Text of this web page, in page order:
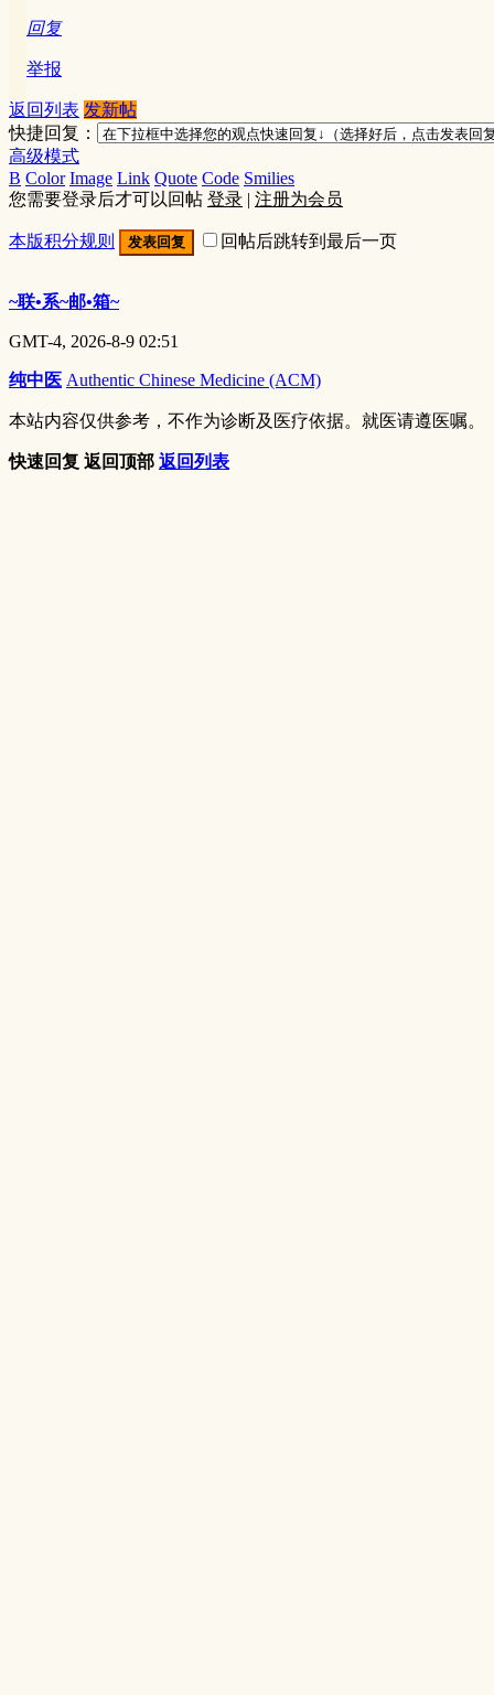
回复
举报
返回列表 发新帖
快捷回复：
高级模式
B Color Image Link Quote Code Smilies
您需要登录后才可以回帖 登录 | 注册为会员
本版积分规则 发表回复 回帖后跳转到最后一页
~联•系~邮•箱~
GMT-4, 2026-8-9 02:51
纯中医 Authentic Chinese Medicine (ACM)
本站内容仅供参考，不作为诊断及医疗依据。就医请遵医嘱。
快速回复 返回顶部 返回列表